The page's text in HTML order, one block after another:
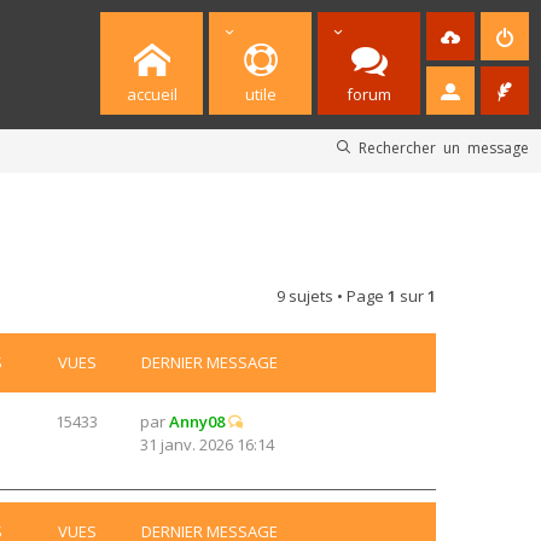
accueil utile forum
Rechercher un message
9 sujets • Page 1 sur1
VUES DERNIER MESSAGE
15433 parAnny08
31 janv. 2026 16:14
VUES DERNIER MESSAGE